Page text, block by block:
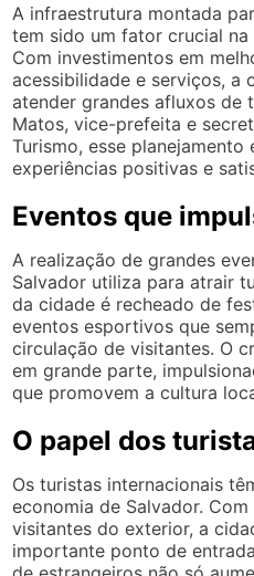
A infraestrutura montada
tem sido um fator crucial
Com investimentos em
acessibilidade e serviços, a
atender grandes afluxos de
Matos, vice-prefeita e
Turismo, esse
experiências positivas e
Eventos que
A realização de grandes
Salvador utiliza para atrair
da cidade é recheado de
eventos esportivos que
circulação de visitantes. O
em grande parte,
que promovem a cultura
O papel dos
Os turistas internacionais
economia de Salvador.
visitantes do exterior, a
importante ponto de